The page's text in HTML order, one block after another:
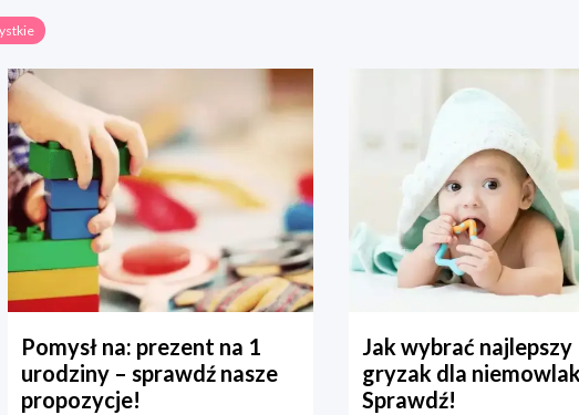
Pomysł na: prezent na 1
urodziny – sprawdź nasze
propozycje!
Jak wybrać najlepszy
gryzak dla
Sprawdź!